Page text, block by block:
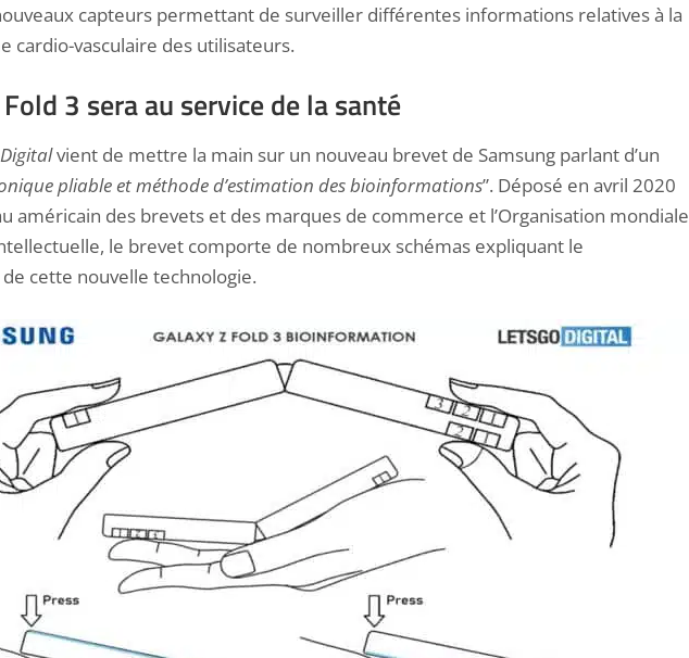
capteurs permettant de surveiller différentes informations relatives à la
cardio-vasculaire des utilisateurs.
Fold 3 sera au service de la santé
vient de mettre la main sur un nouveau brevet de Samsung parlant d’un
pliable et méthode d’estimation des bioinformations”. Déposé en avril 2020
américain des brevets et des marques de commerce et l’Organisation mondiale
le brevet comporte de nombreux schémas expliquant le
cette nouvelle technologie.